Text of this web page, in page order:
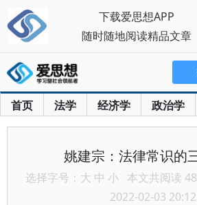
首页 法学 经济学 政治学
姚建宗：法律常识的
选择字号： 大 中 小 本文共阅读
2022-02-03 20:12
下载爱思想APP
随时随地阅读精品文章